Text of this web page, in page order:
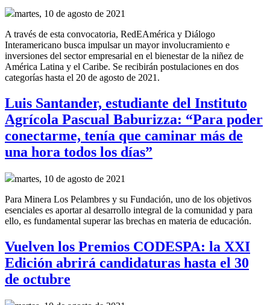
martes, 10 de agosto de 2021
A través de esta convocatoria, RedEAmérica y Diálogo
Interamericano busca impulsar un mayor involucramiento e
inversiones del sector empresarial en el bienestar de la niñez de
América Latina y el Caribe. Se recibirán postulaciones en dos
categorías hasta el 20 de agosto de 2021.
Luis Santander, estudiante del Instituto
Agrícola Pascual Baburizza: “Para poder
conectarme, tenía que caminar más de
una hora todos los días”
martes, 10 de agosto de 2021
Para Minera Los Pelambres y su Fundación, uno de los objetivos
esenciales es aportar al desarrollo integral de la comunidad y para
ello, es fundamental superar las brechas en materia de educación.
Vuelven los Premios CODESPA: la XXI
Edición abrirá candidaturas hasta el 30
de octubre